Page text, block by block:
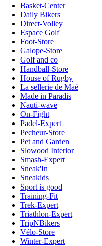
Basket-Center
Daily Bikers
Direct-Volley
Espace Golf
Foot-Store
Galope-Store
Golf and co
Handball-Store
House of Rugby
La sellerie de Maé
Made in Paradis
Nauti-wave
On-Fight
Padel-Expert
Pecheur-Store
Pet and Garden
Slowood Interior
Smash-Expert
Sneak'In
Sneakids
Sport is good
Training-Fit
Trek-Expert
Triathlon-Expert
TripNBikers
Vélo-Store
Winter-Expert